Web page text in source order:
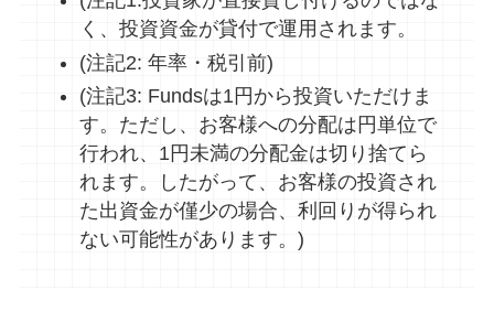
く、投資資金が貸付で運用されます。
(注記2: 年率・税引前)
(注記3: Fundsは1円から投資いただけま
す。ただし、お客様への分配は円単位で
行われ、1円未満の分配金は切り捨てら
れます。したがって、お客様の投資され
た出資金が僅少の場合、利回りが得られ
ない可能性があります。)